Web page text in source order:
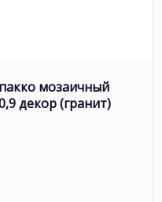
мозаичный
декор (гранит)